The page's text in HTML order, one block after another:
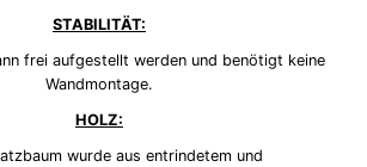
STABILITÄT:
frei aufgestellt werden und benötigt keine
Wandmontage.
HOLZ:
wurde aus entrindetem und